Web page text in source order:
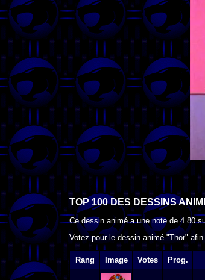
TOP 100 DES DESSINS
Ce dessin animé a une note de 4.80
Votez pour le dessin animé "Thor"
Rang Image Votes Prog.